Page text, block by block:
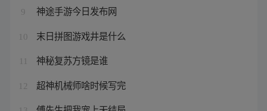
9 神途手游今日发布网
10 末日拼图游戏井是什么
神秘复苏方镜是谁
12 超神机械师啥时候写完